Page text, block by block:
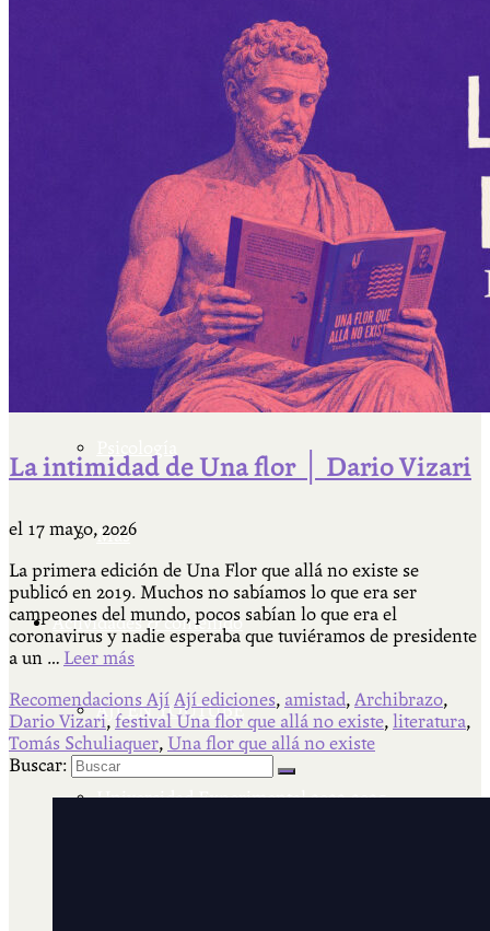
Actualidad y sociedad
Educación
Literatura
Filosofía
Más
Actividades & contenido
AJÍ EN YOUTUBE
Universidad Experimental 2022-2025
La intimidad de Una flor │ Dario Vizari
el 17 mayo, 2026
La primera edición de Una Flor que allá no existe se
publicó en 2019. Muchos no sabíamos lo que era ser
campeones del mundo, pocos sabían lo que era el
coronavirus y nadie esperaba que tuviéramos de presidente
a un … Leer más
Recomendacions Ají Ají ediciones, amistad, Archibrazo,
Dario Vizari, festival Una flor que allá no existe, literatura,
Tomás Schuliaquer, Una flor que allá no existe
Buscar: